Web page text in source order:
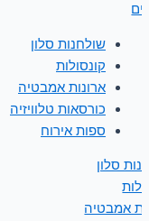
שולחנות סלון
קונסולות
ארונות אמבטיה
כורסאות טלוויזיה
ספות אירוח
סלון
אמבטיה